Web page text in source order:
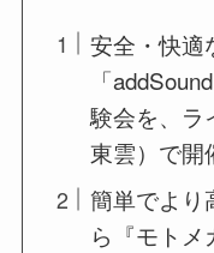
安全・快適
「
験会を、ラ
東雲）で開
簡単でより
ら『モトメ